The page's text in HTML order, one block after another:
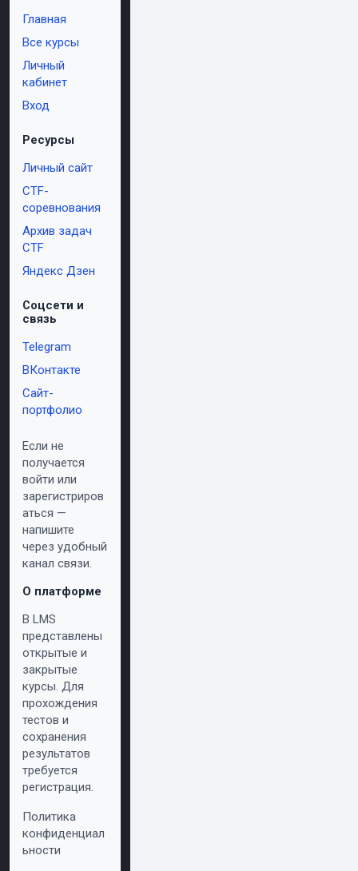
Главная
Все курсы
Личный
кабинет
Вход
Ресурсы
Личный сайт
CTF-
соревнования
Архив задач
CTF
Яндекс Дзен
Соцсети и
связь
Telegram
ВКонтакте
Сайт-
портфолио
Если не
получается
войти или
зарегистриров
аться —
напишите
через удобный
канал связи.
О платформе
В LMS
представлены
открытые и
закрытые
курсы. Для
прохождения
тестов и
сохранения
результатов
требуется
регистрация.
Политика
конфиденциал
ьности